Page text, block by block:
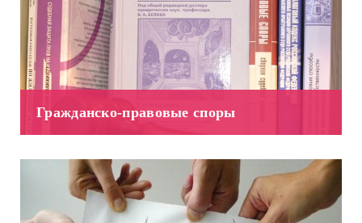
Гражданско-правовые споры